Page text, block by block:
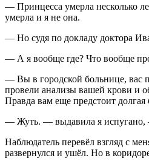
— Принцесса умерла несколько
умерла и я не она.
— Но судя по докладу доктора
— А я вообще где? Что вообще
— Вы в городской больнице, вас
провели анализы вашей крови и
Правда вам еще предстоит долгая
— Жуть. — выдавила я испугано,
Наблюдатель перевёл взгляд с
развернулся и ушёл. Но в